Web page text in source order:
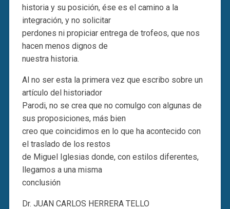
historia y su posición, ése es el camino a la
integración, y no solicitar
perdones ni propiciar entrega de trofeos, que nos
hacen menos dignos de
nuestra historia.
Al no ser esta la primera vez que escribo sobre un
artículo del historiador
Parodi, no se crea que no comulgo con algunas de
sus proposiciones, más bien
creo que coincidimos en lo que ha acontecido con
el traslado de los restos
de Miguel Iglesias donde, con estilos diferentes,
llegamos a una misma
conclusión
Dr. JUAN CARLOS HERRERA TELLO